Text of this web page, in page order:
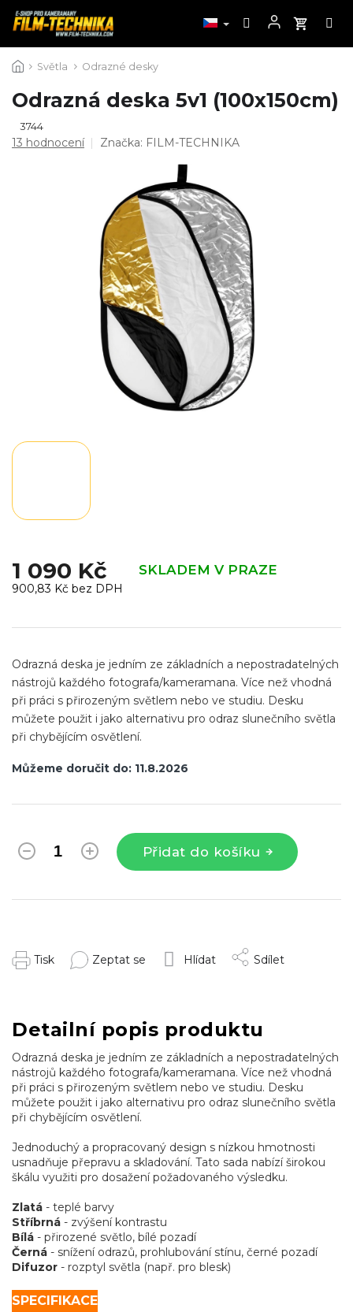
na
Světla Odrazné desky
Odrazná deska 5v1 (100x150cm)
3744
Průměrné
13 hodnocení Značka: FILM-TECHNIKA
1 090 Kč SKLADEM V PRAZE
900,83 Kč bez DPH
cena:
Můžeme doručit do: 11.8.2026
Přidat do košíku
Odrazná deska je jedním ze základních a nepostradatelných
nástrojů každého fotografa/kameramana. Více než vhodná
při práci s přirozeným světlem nebo ve studiu. Desku
můžete použit i jako alternativu pro odraz slunečního světla
při chybějícím osvětlení.
Tisk Zeptat se Hlídat Sdílet
Detailní popis produktu
Odrazná deska je jedním ze základních a nepostradatelných
nástrojů každého fotografa/kameramana. Více než vhodná
při práci s přirozeným světlem nebo ve studiu. Desku
můžete použit i jako alternativu pro odraz slunečního světla
při chybějícím osvětlení.
Jednoduchý a propracovaný design s nízkou hmotnosti
usnadňuje přepravu a skladování. Tato sada nabízí širokou
škálu využiti pro dosažení požadovaného výsledku.
Zlatá - teplé barvy
Stříbrná - zvýšení kontrastu
Bílá - přirozené světlo, bílé pozadí
Černá - snížení odrazů, prohlubování stínu, černé pozadí
Difuzor - rozptyl světla (např. pro blesk)
SPECIFIKACE